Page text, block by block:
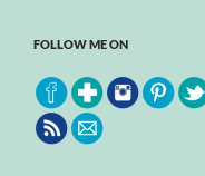
FOLLOW ME ON